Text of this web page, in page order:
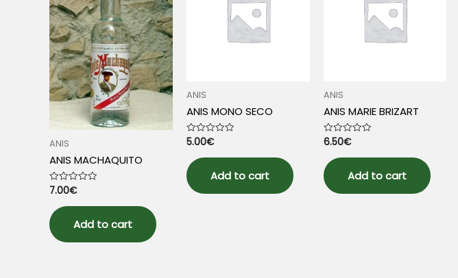
ANIS
ANIS MACHAQUITO
Rated
out
of
5
7.00€
Add to cart
ANIS
ANIS MONO SECO
Rated
0
out
of
5
5.00€
Add to cart
ANIS
ANIS MARIE BRIZART
Rated
0
out
of
5
6.50€
Add to cart